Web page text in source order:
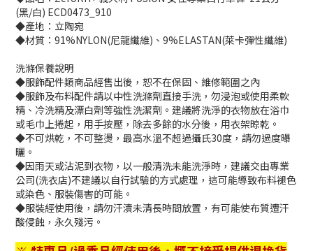
(黑/白) ECD0473_910
◆產地：立陶宛
◆材質：91%NYLON(尼龍纖維)、9%ELASTAN(萊卡彈性纖維)
洗滌保養說明
◆服飾配件類商品經售出後，恕不在保固、維修範圍之內
◆服飾及布料配件請以中性洗滌劑直接手洗，勿浸泡或使用柔軟
精、冷洗精及漂白劑等強性洗潔劑。建議將洗淨的衣物放在浴巾
或毛巾上捲起，用手按壓，除去多餘的水分後，用衣架晾乾。
◆不可烘乾，不可整燙，最高水溫不超過攝氏30度，請勿過度曝
曬。
◆因雨天或沾泥到衣物，以一般清洗未能洗淨時，建議交由專業
公司(洗衣店)不建議以自行試驗的方式處理，這可能導致布料褪色
或染色、服裝傷害的可能。
◆服裝經使用後，請勿汗漬未清長時間放置，有可能使布質遭汗
酸侵蝕，永久殘污。